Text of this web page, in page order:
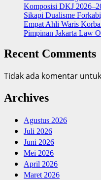
Komposisi DKJ
Sikapi Dualisme
Empat Ahli Waris
Pimpinan Jakarta Law
Recent Comments
Tidak ada komentar
Archives
Agustus 2026
Juli 2026
Juni 2026
Mei 2026
April 2026
Maret 2026